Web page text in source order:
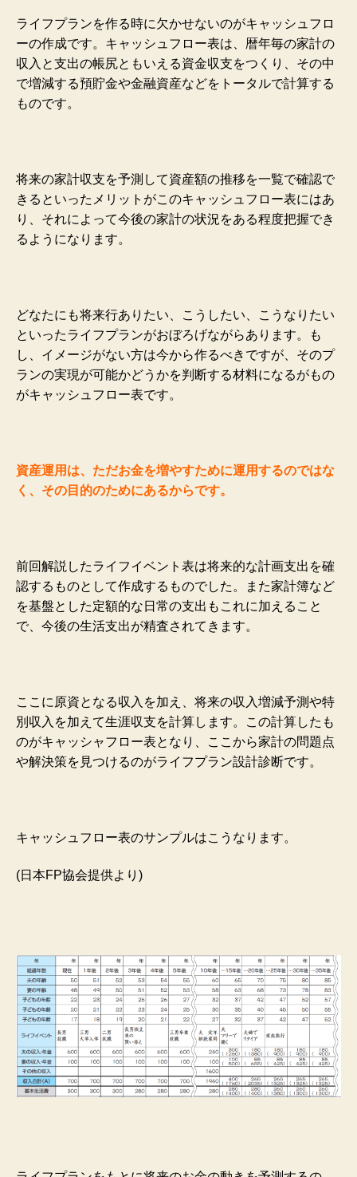
ライフプランを作る時に欠かせないのがキャッシュフロ
ーの作成です。キャッシュフロー表は、暦年毎の家計の
収入と支出の帳尻ともいえる資金収支をつくり、その中
で増減する預貯金や金融資産などをトータルで計算する
ものです。
将来の家計収支を予測して資産額の推移を一覧で確認で
きるといったメリットがこのキャッシュフロー表にはあ
り、それによって今後の家計の状況をある程度把握でき
るようになります。
どなたにも将来行ありたい、こうしたい、こうなりたい
といったライフプランがおぼろげながらあります。も
し、イメージがない方は今から作るべきですが、そのプ
ランの実現が可能かどうかを判断する材料になるがもの
がキャッシュフロー表です。
資産運用は、ただお金を増やすために運用するのではな
く、その目的のためにあるからです。
前回解説したライフイベント表は将来的な計画支出を確
認するものとして作成するものでした。また家計簿など
を基盤とした定額的な日常の支出もこれに加えること
で、今後の生活支出が精査されてきます。
ここに原資となる収入を加え、将来の収入増減予測や特
別収入を加えて生涯収支を計算します。この計算したも
のがキャッシャフロー表となり、ここから家計の問題点
や解決策を見つけるのがライフプラン設計診断です。
キャッシュフロー表のサンプルはこうなります。
(日本FP協会提供より)